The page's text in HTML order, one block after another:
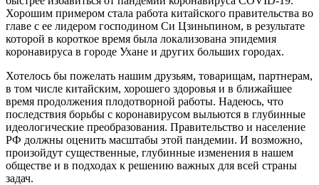
Хорошим примером стала работа китайского правительства во
главе с ее лидером господином Си Цзиньпином, в результате
которой в короткое время была локализована эпидемия
коронавируса в городе Ухане и других больших городах.
Хотелось бы пожелать нашим друзьям, товарищам, партнерам,
в том числе китайским, хорошего здоровья и в ближайшее
время продолжения плодотворной работы. Надеюсь, что
последствия борьбы с коронавирусом выльются в глубинные
идеологические преобразования. Правительство и население
РФ должны оценить масштабы этой пандемии. И возможно,
произойдут существенные, глубинные изменения в нашем
обществе и в подходах к решению важных для всей страны
задач.